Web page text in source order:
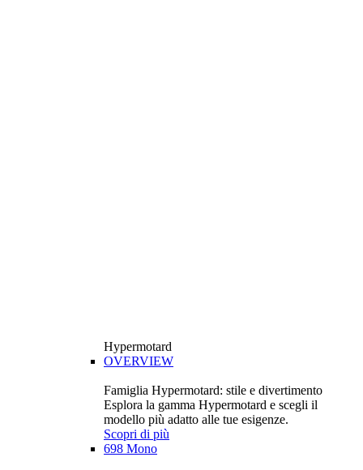
Hypermotard
OVERVIEW
Famiglia Hypermotard: stile e divertimento
Esplora la gamma Hypermotard e scegli il
modello più adatto alle tue esigenze.
Scopri di più
698 Mono